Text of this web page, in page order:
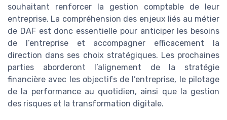
souhaitant renforcer la gestion comptable de leur
entreprise. La compréhension des enjeux liés au métier
de DAF est donc essentielle pour anticiper les besoins
de l’entreprise et accompagner efficacement la
direction dans ses choix stratégiques. Les prochaines
parties aborderont l’alignement de la stratégie
financière avec les objectifs de l’entreprise, le pilotage
de la performance au quotidien, ainsi que la gestion
des risques et la transformation digitale.